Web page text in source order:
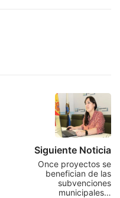
Siguiente Noticia
Once proyectos se
benefician de las
subvenciones
municipales…